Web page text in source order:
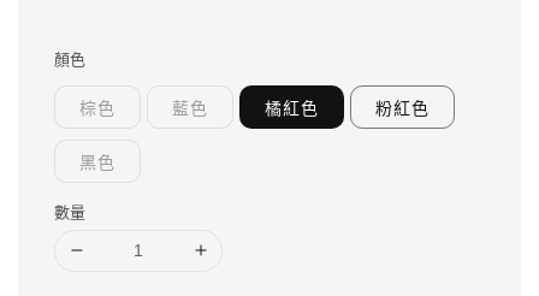
顏色
棕色 藍色 橘紅色 粉紅色
黑色
數量